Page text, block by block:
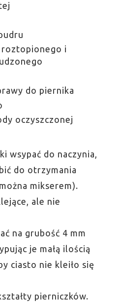
roztopionego i
do piernika
oczyszczonej
wsypać do naczynia,
do otrzymania
mikserem).
ale nie
na grubość 4 mm
je małą ilością
ciasto nie kleiło się
pierniczków.